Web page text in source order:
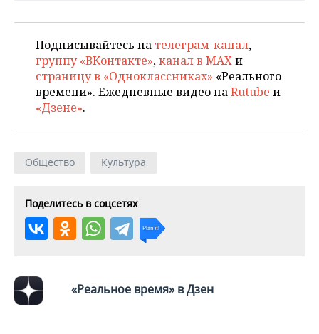
Подписывайтесь на телеграм-канал,
группу «ВКонтакте»,канал в MAXи
страницу в «Одноклассниках» «Реального
времени». Ежедневные видео наRutube и
«Дзене».
Общество Культура
Поделитесь в соцсетях
«Реальное время» в Дзен